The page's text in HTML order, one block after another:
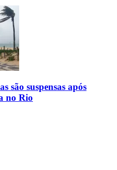
são suspensas após
no Rio